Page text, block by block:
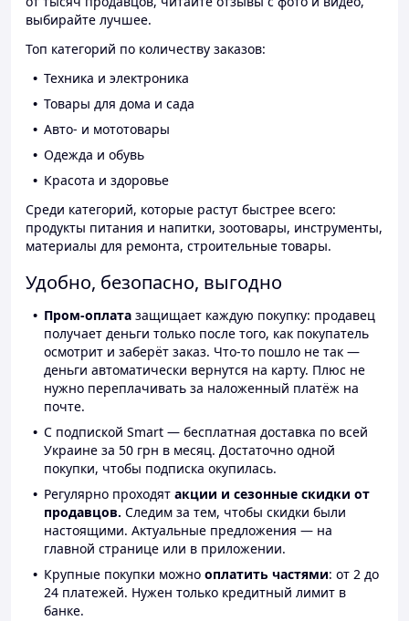
выбирайте лучшее.
Топ категорий по количеству заказов:
Техника и электроника
Товары для дома и сада
Авто- и мототовары
Одежда и обувь
Красота и здоровье
Среди категорий, которые растут быстрее всего:
продукты питания и напитки, зоотовары, инструменты,
материалы для ремонта, строительные товары.
Удобно, безопасно, выгодно
Пром-оплата защищает каждую покупку: продавец
получает деньги только после того, как покупатель
осмотрит и заберёт заказ. Что-то пошло не так —
деньги автоматически вернутся на карту. Плюс не
нужно переплачивать за наложенный платёж на
почте.
С подпиской Smart — бесплатная доставка по всей
Украине за 50 грн в месяц. Достаточно одной
покупки, чтобы подписка окупилась.
Регулярно проходят акции и сезонные скидки от
продавцов. Следим за тем, чтобы скидки были
настоящими. Актуальные предложения — на
главной странице или в приложении.
Крупные покупки можно оплатить частями: от 2 до
24 платежей. Нужен только кредитный лимит в
банке.